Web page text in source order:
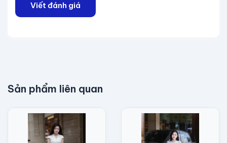
Viết đánh giá
Sản phẩm liên quan